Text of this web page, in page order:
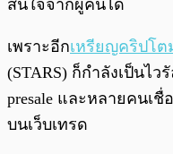
สนใจจากผู้คนได้
เพราะอีกเหรียญคริปโต
(STARS) ก็กำลังเป็นไ
presale และหลายคนเ
บนเว็บเทรด